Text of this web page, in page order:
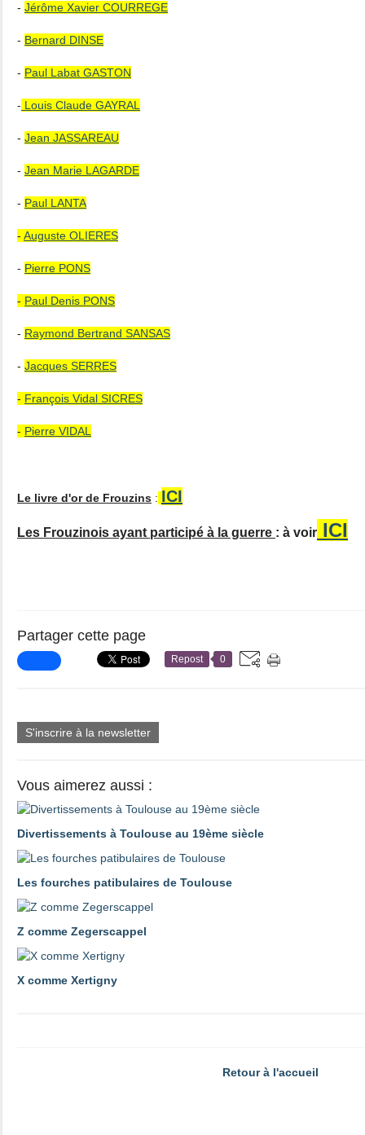
- Jérôme Xavier COURREGE
- Bernard DINSE
- Paul Labat GASTON
- Louis Claude GAYRAL
- Jean JASSAREAU
- Jean Marie LAGARDE
- Paul LANTA
- Auguste OLIERES
- Pierre PONS
- Paul Denis PONS
- Raymond Bertrand SANSAS
- Jacques SERRES
- François Vidal SICRES
- Pierre VIDAL
Le livre d'or de Frouzins : ICI
Les Frouzinois ayant participé à la guerre : à voir ICI
Partager cette page
Repost 0
S'inscrire à la newsletter
Vous aimerez aussi :
Divertissements à Toulouse au 19ème siècle
Les fourches patibulaires de Toulouse
Z comme Zegerscappel
X comme Xertigny
Retour à l'accueil